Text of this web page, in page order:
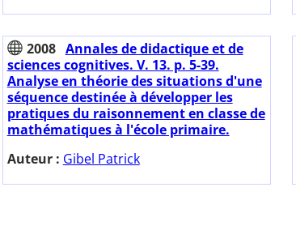
2008 Annales de didactique et de
sciences cognitives. V. 13. p. 5-39.
Analyse en théorie des situations d'une
séquence destinée à développer les
pratiques du raisonnement en classe de
mathématiques à l'école primaire.
Auteur : Gibel Patrick